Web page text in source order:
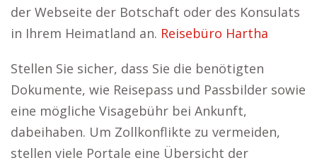
der Webseite der Botschaft oder des Konsulats
in Ihrem Heimatland an. Reisebüro Hartha
Stellen Sie sicher, dass Sie die benötigten
Dokumente, wie Reisepass und Passbilder sowie
eine mögliche Visagebühr bei Ankunft,
dabeihaben. Um Zollkonflikte zu vermeiden,
stellen viele Portale eine Übersicht der